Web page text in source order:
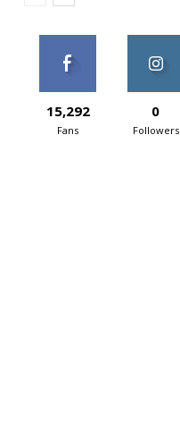
15,292
Fans
0
Followers